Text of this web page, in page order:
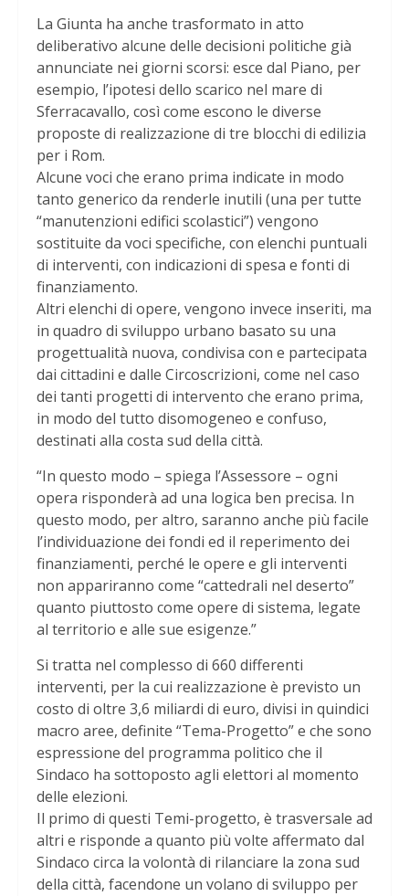
La Giunta ha anche trasformato in atto
deliberativo alcune delle decisioni politiche già
annunciate nei giorni scorsi: esce dal Piano, per
esempio, l’ipotesi dello scarico nel mare di
Sferracavallo, così come escono le diverse
proposte di realizzazione di tre blocchi di edilizia
per i Rom.
Alcune voci che erano prima indicate in modo
tanto generico da renderle inutili (una per tutte
“manutenzioni edifici scolastici”) vengono
sostituite da voci specifiche, con elenchi puntuali
di interventi, con indicazioni di spesa e fonti di
finanziamento.
Altri elenchi di opere, vengono invece inseriti, ma
in quadro di sviluppo urbano basato su una
progettualità nuova, condivisa con e partecipata
dai cittadini e dalle Circoscrizioni, come nel caso
dei tanti progetti di intervento che erano prima,
in modo del tutto disomogeneo e confuso,
destinati alla costa sud della città.
“In questo modo – spiega l’Assessore – ogni
opera risponderà ad una logica ben precisa. In
questo modo, per altro, saranno anche più facile
l’individuazione dei fondi ed il reperimento dei
finanziamenti, perché le opere e gli interventi
non appariranno come “cattedrali nel deserto”
quanto piuttosto come opere di sistema, legate
al territorio e alle sue esigenze.”
Si tratta nel complesso di 660 differenti
interventi, per la cui realizzazione è previsto un
costo di oltre 3,6 miliardi di euro, divisi in quindici
macro aree, definite “Tema-Progetto” e che sono
espressione del programma politico che il
Sindaco ha sottoposto agli elettori al momento
delle elezioni.
Il primo di questi Temi-progetto, è trasversale ad
altri e risponde a quanto più volte affermato dal
Sindaco circa la volontà di rilanciare la zona sud
della città, facendone un volano di sviluppo per